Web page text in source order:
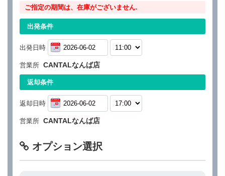
ご指定の期間は、在庫がございません.
出発条件
出発日時
営業所 CANTALなんば店
返却条件
返却日時
営業所 CANTALなんば店
オプション選択